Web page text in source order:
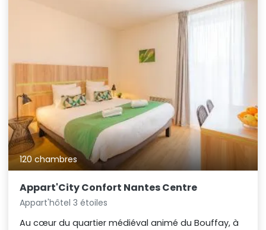
120 chambres
Appart'City Confort Nantes Centre
Appart'hôtel 3 étoiles
Au cœur du quartier médiéval animé du Bouffay, à